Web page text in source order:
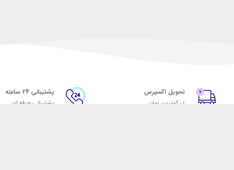
تحویل اکسپرس
در کمترین زمان
پشتیبانی ۲۴ ساعته
پشتیبانی حرفه ای